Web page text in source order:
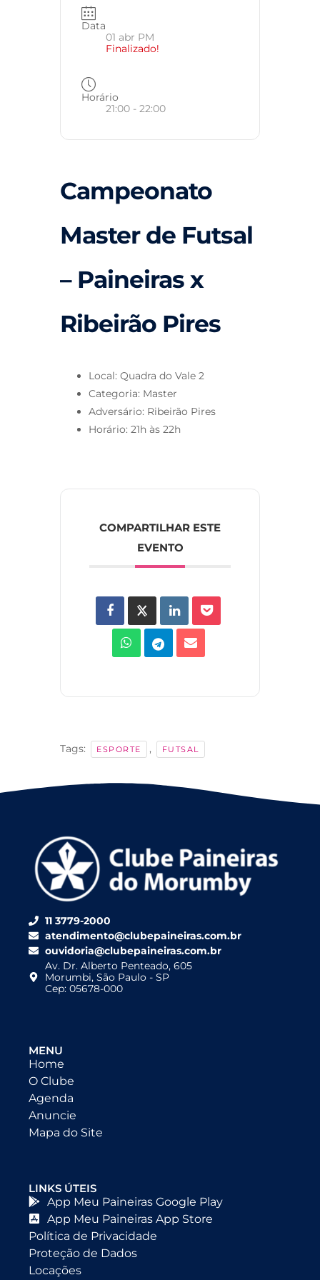
Data
01 abr PM
Finalizado!
Horário
21:00 - 22:00
Campeonato
Master de Futsal
– Paineiras x
Ribeirão Pires
Local: Quadra do Vale 2
Categoria: Master
Adversário: Ribeirão Pires
Horário: 21h às 22h
COMPARTILHAR ESTE
EVENTO
Tags: ESPORTE , FUTSAL
11 3779-2000
atendimento@clubepaineiras.com.br
ouvidoria@clubepaineiras.com.br
Av. Dr. Alberto Penteado, 605
Morumbi, São Paulo - SP
Cep: 05678-000
MENU
Home
O Clube
Agenda
Anuncie
Mapa do Site
LINKS ÚTEIS
App Meu Paineiras Google Play
App Meu Paineiras App Store
Política de Privacidade
Proteção de Dados
Locações